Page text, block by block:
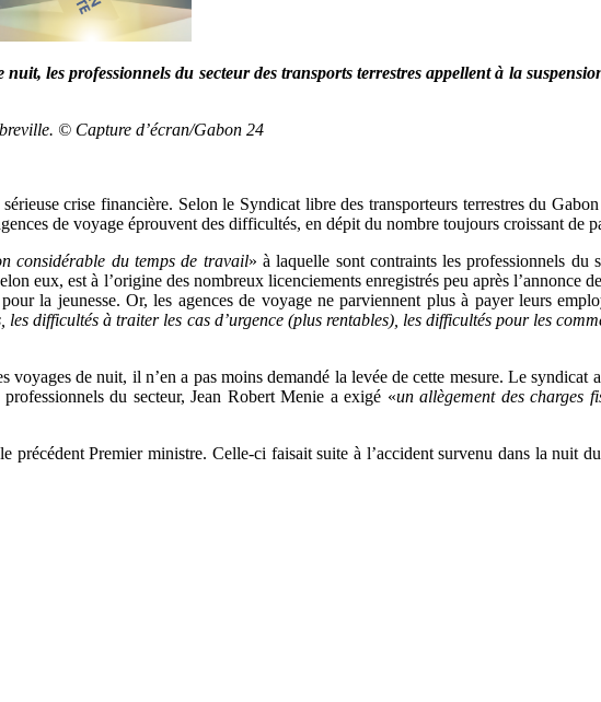
les professionnels du secteur des transports terrestres appellent à la
© Capture d’écran/Gabon 24
crise financière. Selon le Syndicat libre des transporteurs terrestres du
de voyage éprouvent des difficultés, en dépit du nombre toujours croissant de
considérable du temps de travail» à laquelle sont contraints les professionnels du
eux, est à l’origine des nombreux licenciements enregistrés peu après l’annonce
la jeunesse. Or, les agences de voyage ne parviennent plus à payer leurs
difficultés à traiter les cas d’urgence (plus rentables), les difficultés pour les
de nuit, il n’en a pas moins demandé la levée de cette mesure. Le syndicat
du secteur, Jean Robert Menie a exigé «un allègement des charges
précédent Premier ministre. Celle-ci faisait suite à l’accident survenu dans la nuit